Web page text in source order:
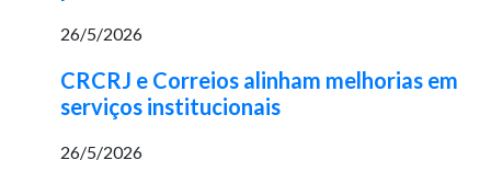
26/5/2026
CRCRJ e Correios alinham melhorias em
serviços institucionais
26/5/2026